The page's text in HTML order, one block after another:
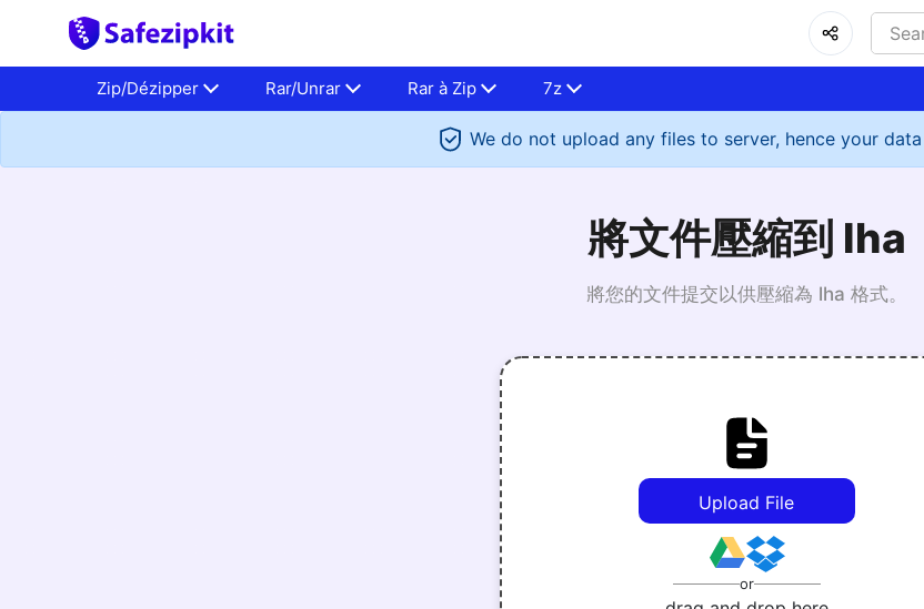
Zip/Dézipper Rar/Unrar Rar à Zip 7z
We do not upload any files to server, hence your data
將文件壓縮到 lha
將您的文件提交以供壓縮為 lha 格式。
Upload File
or